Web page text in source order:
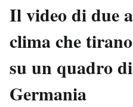
Italia
Politica
Tecnologia
Internet
Scienza
Il video di due
clima che
su un quadro
Germania